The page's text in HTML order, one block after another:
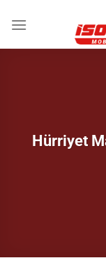
atla
Hürriyet